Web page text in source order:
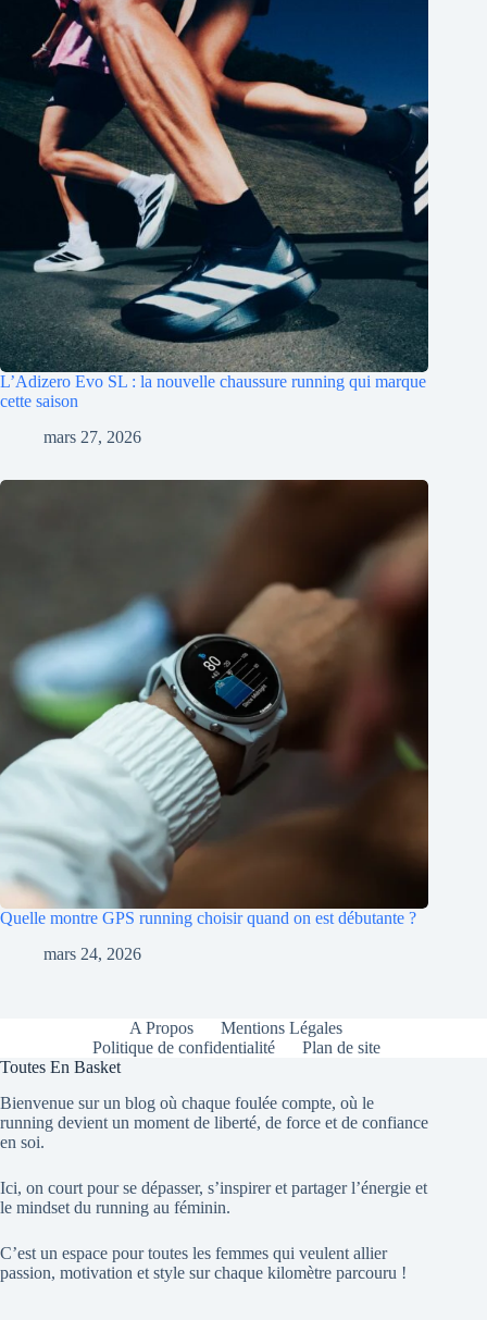
L’Adizero Evo SL : la nouvelle chaussure running qui marque
cette saison
mars 27, 2026
Quelle montre GPS running choisir quand on est débutante ?
mars 24, 2026
A Propos
Mentions Légales
Politique de confidentialité
Plan de site
Toutes En Basket
Bienvenue sur un blog où chaque foulée compte, où le
running devient un moment de liberté, de force et de confiance
en soi.
Ici, on court pour se dépasser, s’inspirer et partager l’énergie et
le mindset du running au féminin.
C’est un espace pour toutes les femmes qui veulent allier
passion, motivation et style sur chaque kilomètre parcouru !